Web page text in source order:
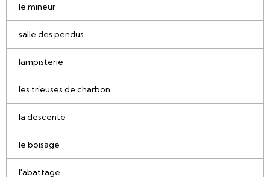
le mineur
salle des pendus
lampisterie
les trieuses de charbon
la descente
le boisage
l'abattage